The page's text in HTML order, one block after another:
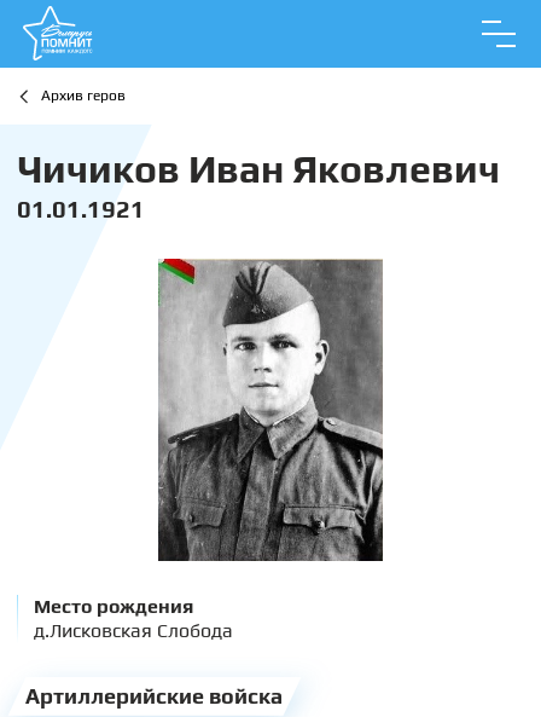
Архив геров
Чичиков Иван Яковлевич
01.01.1921
Место рождения
д.Лисковская Слобода
Артиллерийские войска